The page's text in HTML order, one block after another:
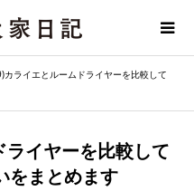
カライエとルームドライヤーを比較して
イヤーを比較して
をまとめます